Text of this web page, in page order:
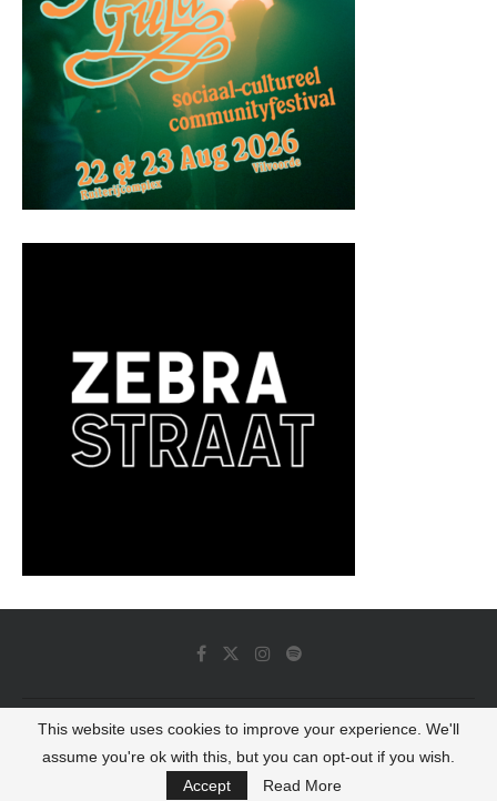
© 2022 - Luminous Dash All Rights Reserved
BACK TO TOP
This website uses cookies to improve your experience. We'll
assume you're ok with this, but you can opt-out if you wish.
Accept
Read More